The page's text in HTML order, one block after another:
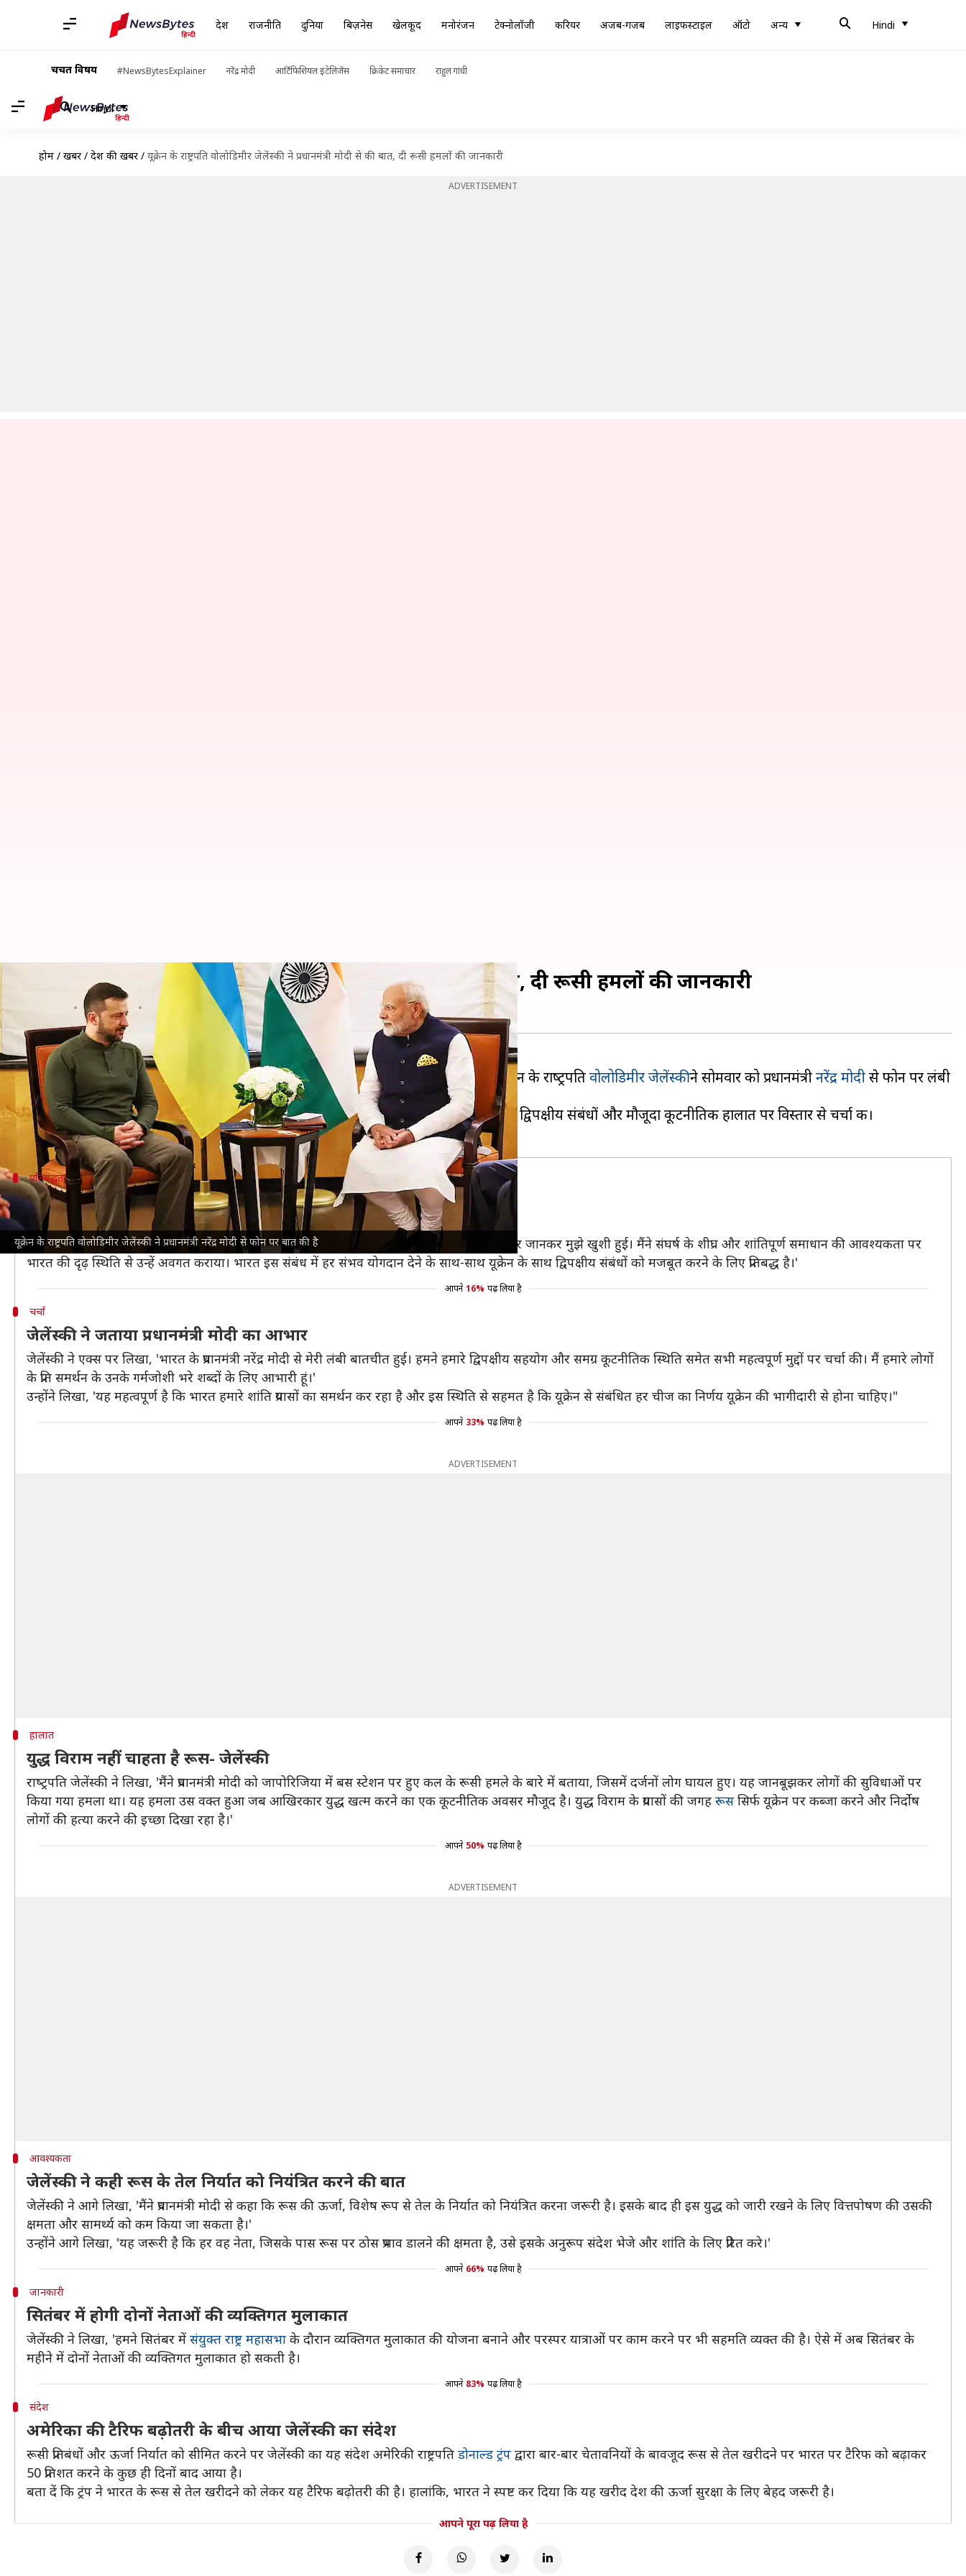
देश राजनीति दुनिया बिज़नेस खेलकूद मनोरंजन टेक्नोलॉजी करियर अजब-गजब लाइफस्टाइल ऑटो अन्य Hindi
चर्चित विषय #NewsBytesExplainer नरेंद्र मोदी आर्टिफिशियल इंटेलिजेंस क्रिकेट समाचार राहुल गांधी
Hindi
होम / खबरें / देश की खबरें / यूक्रेन के राष्ट्रपति वोलोडिमीर जेलेंस्की ने प्रधानमंत्री मोदी से की बात, दी रूसी हमलों की जानकारी
ADVERTISEMENT
यूक्रेन के राष्ट्रपति वोलोडिमीर जेलेंस्की ने प्रधानमंत्री नरेंद्र मोदी से फोन पर बात की है
यूक्रेन के राष्ट्रपति वोलोडिमीर जेलेंस्की ने प्रधानमंत्री मोदी से की बात, दी रूसी हमलों की जानकारी
Aug 11, 2025 07:03 pm
क्या है खबर?
अमेरिकी राष्‍ट्रपति डोनाल्‍ड ट्रंप और रूस के राष्‍ट्रपति व्लादिमीर पुत‍िन की मुलाकात से ठीक पहले यूक्रेन के राष्‍ट्रपतिवोलोडिमीर जेलेंस्‍कीने सोमवार को प्रधानमंत्रीनरेंद्र मोदीसे फोन पर लंबी
बातचीत की।
जेलेंस्‍की और प्रधानमंत्री मोदी ने सोशल मीडिया के जरिए बातचीत की जानकारी दी है। दोनों नेताओं ने द्विपक्षीय संबंधों और मौजूदा कूटनीतिक हालात पर विस्‍तार से चर्चा की।
प्रतिबद्धता
यूक्रेन के साथ द्विपक्षीय संबंधों को मजबूत करने के लिए प्रतिबद्ध- मोदी
प्रधानमंत्री मोदी ने भी एक्स पर राष्ट्रपति जेलेंस्की के साथ हुई बातचीत की जानकारी दी है।
उन्होंने लिखा, 'यूक्रेन के राष्ट्रपति वोलोडिमीर जेलेंस्की से बात करके और हाल के घटनाक्रमों पर उनके विचार जानकर मुझे खुशी हुई। मैंने संघर्ष के शीघ्र और शांतिपूर्ण समाधान की आवश्यकता पर
भारत की दृढ़ स्थिति से उन्हें अवगत कराया। भारत इस संबंध में हर संभव योगदान देने के साथ-साथ यूक्रेन के साथ द्विपक्षीय संबंधों को मजबूत करने के लिए प्रतिबद्ध है।'
आपने 16% पढ़ लिया है
चर्चा
जेलेंस्की ने जताया प्रधानमंत्री मोदी का आभार
जेलेंस्की ने एक्स पर लिखा, 'भारत के प्रधानमंत्री नरेंद्र मोदी से मेरी लंबी बातचीत हुई। हमने हमारे द्विपक्षीय सहयोग और समग्र कूटनीतिक स्थिति समेत सभी महत्वपूर्ण मुद्दों पर चर्चा की। मैं हमारे लोगों
के प्रति समर्थन के उनके गर्मजोशी भरे शब्दों के लिए आभारी हूं।'
उन्होंने लिखा, 'यह महत्वपूर्ण है कि भारत हमारे शांति प्रयासों का समर्थन कर रहा है और इस स्थिति से सहमत है कि यूक्रेन से संबंधित हर चीज का निर्णय यूक्रेन की भागीदारी से होना चाहिए।"
आपने 33% पढ़ लिया है
ADVERTISEMENT
हालात
युद्ध विराम नहीं चाहता है रूस- जेलेंस्की
राष्‍ट्रपत‍ि जेलेंस्की ने लिखा, 'मैंने प्रधानमंत्री मोदी को जापोरिज‍िया में बस स्‍टेशन पर हुए कल के रूसी हमले के बारे में बताया, जिसमें दर्जनों लोग घायल हुए। यह जानबूझकर लोगों की सुविधाओं पर
क‍िया गया हमला था। यह हमला उस वक्त हुआ जब आखिरकार युद्ध खत्‍म करने का एक कूटनीतिक अवसर मौजूद है। युद्ध विराम के प्रयासों की जगह रूससिर्फ यूक्रेन पर कब्‍जा करने और निर्दोष
लोगों की हत्‍या करने की इच्‍छा द‍िखा रहा है।'
आपने 50% पढ़ लिया है
ADVERTISEMENT
आवश्यकता
जेलेंस्की ने कही रूस के तेल निर्यात को नियंत्रित करने की बात
जेलेंस्‍की ने आगे लिखा, 'मैंने प्रधानमंत्री मोदी से कहा क‍ि रूस की ऊर्जा, विशेष रूप से तेल के निर्यात को नियंत्रित करना जरूरी है। इसके बाद ही इस युद्ध को जारी रखने के लिए वित्तपोषण की उसकी
क्षमता और सामर्थ्य को कम किया जा सकता है।'
उन्होंने आगे लिखा, 'यह जरूरी है कि हर वह नेता, जिसके पास रूस पर ठोस प्रभाव डालने की क्षमता है, उसे इसके अनुरूप संदेश भेजे और शांति के लिए प्रेरित करे।'
आपने 66% पढ़ लिया है
जानकारी
सितंबर में होगी दोनों नेताओं की व्यक्तिगत मुलाकात
जेलेंस्की ने लिखा, 'हमने सितंबर में संयुक्त राष्ट्र महासभा के दौरान व्यक्तिगत मुलाकात की योजना बनाने और परस्पर यात्राओं पर काम करने पर भी सहमति व्यक्त की है। ऐसे में अब सितंबर के
महीने में दोनों नेताओं की व्यक्तिगत मुलाकात हो सकती है।
आपने 83% पढ़ लिया है
संदेश
अमेरिका की टैरिफ बढ़ोतरी के बीच आया जेलेंस्की का संदेश
रूसी प्रतिबंधों और ऊर्जा निर्यात को सीमित करने पर जेलेंस्की का यह संदेश अमेरिकी राष्ट्रपति डोनाल्ड ट्रंप द्वारा बार-बार चेतावनियों के बावजूद रूस से तेल खरीदने पर भारत पर टैरिफ को बढ़ाकर
50 प्रतिशत करने के कुछ ही दिनों बाद आया है।
बता दें कि ट्रंप ने भारत के रूस से तेल खरीदने को लेकर यह टैरिफ बढ़ोतरी की है। हालांकि, भारत ने स्पष्ट कर दिया कि यह खरीद देश की ऊर्जा सुरक्षा के लिए बेहद जरूरी है।
आपने पूरा पढ़ लिया है